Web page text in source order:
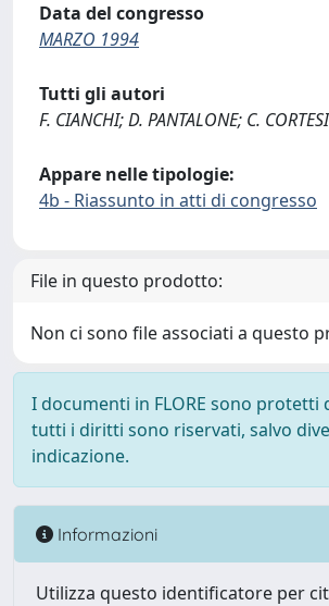
Data del congresso
MARZO 1994
Tutti gli autori
F. CIANCHI; D. PANTALONE; C.
Appare nelle tipologie:
4b - Riassunto in atti di congresso
File in questo prodotto:
Non ci sono file associati a questo
I documenti in FLORE sono protetti
tutti i diritti sono riservati, salvo
indicazione.
Informazioni
Utilizza questo identificatore per